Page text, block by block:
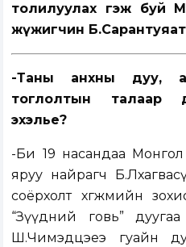
толилуулах гэж буй
жүжигчин
-Таны анхны дуу,
тоглолтын талаар
эхэлье?
-Би 19 насандаа
яруу найрагч
соёрхолт хөгжмийн
“Зүүдний говь”
Ш.Чимэдцэеэ гуайн